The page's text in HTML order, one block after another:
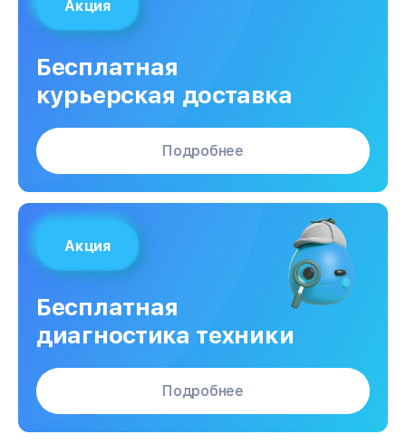
Акция
Бесплатная
курьерская доставка
Подробнее
Акция
Бесплатная
диагностика техники
Подробнее